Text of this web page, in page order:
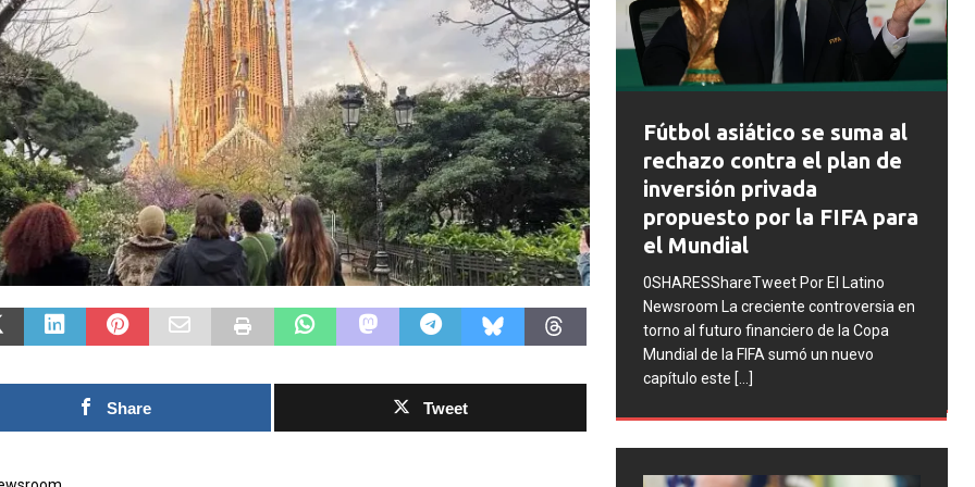
Share Tweet
Las Islas Malvinas y el
deporte: una historia de
identidad, memoria y
pasión nacional
0SHARESShareTweet Por El Latino
Newsroom El deporte ha sido, a lo largo
de la historia, mucho más que una
competencia entre equipos o atletas. En
[...]
Fútbol asiático se suma al
rechazo contra el plan de
inversión privada
propuesto por la FIFA para
el Mundial
0SHARESShareTweet Por El Latino
Newsroom La creciente controversia en
torno al futuro financiero de la Copa
FIFA abre expedientes
disciplinarios contra
Argentina tras los
incidentes en la final del
Mundial 2026
0SHARESShareTweet Por El Latino
Newsroom La FIFA inició una serie de
procesos disciplinarios contra la
Asociación del Fútbol Argentino (AFA),
cuatro integrantes de la selección